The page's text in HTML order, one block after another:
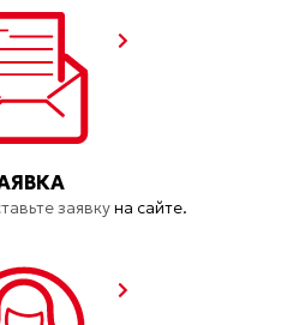
заявкуна сайте.